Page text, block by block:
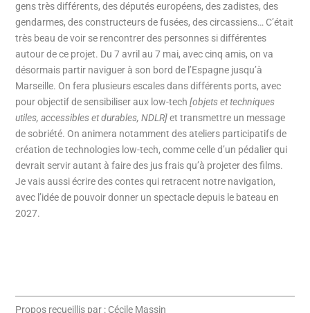
gens très différents, des députés européens, des zadistes, des
gendarmes, des constructeurs de fusées, des circassiens… C’était
très beau de voir se rencontrer des personnes si différentes
autour de ce projet. Du 7 avril au 7 mai, avec cinq amis, on va
désormais partir naviguer à son bord de l’Espagne jusqu’à
Marseille. On fera plusieurs escales dans différents ports, avec
pour objectif de sensibiliser aux low-tech [objets et techniques
utiles, accessibles et durables, NDLR]et transmettre un message
de sobriété. On animera notamment des ateliers participatifs de
création de technologies low-tech, comme celle d’un pédalier qui
devrait servir autant à faire des jus frais qu’à projeter des films.
Je vais aussi écrire des contes qui retracent notre navigation,
avec l’idée de pouvoir donner un spectacle depuis le bateau en
2027.
Propos recueillis par : Cécile Massin